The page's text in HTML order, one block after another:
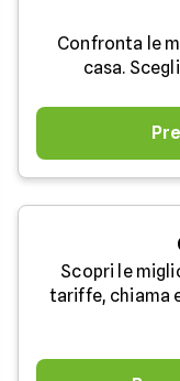
Confronta le
casa.
Scopri le
tariffe, chiama